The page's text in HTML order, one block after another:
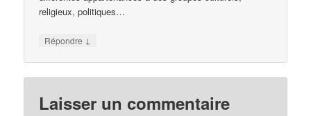
religieux, politiques…
Répondre ↓
Laisser un commentaire